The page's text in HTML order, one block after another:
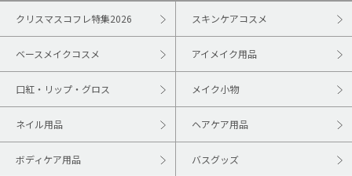
クリスマスコフレ特集2026 スキンケアコスメ
ベースメイクコスメ アイメイク用品
口紅・リップ・グロス メイク小物
ネイル用品 ヘアケア用品
ボディケア用品 バスグッズ